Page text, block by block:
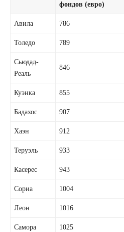
фондов (евро)
Авила 786
Толедо 789
Сьюдад-
Реаль
846
Куэнка 855
Бадахос 907
Хаэн 912
Теруэль 933
Касерес 943
Сориа 1004
Леон 1016
Самора 1025